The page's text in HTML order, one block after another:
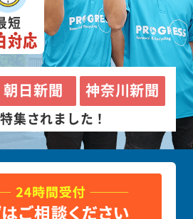
短
対応
朝日新聞 神奈川新聞
集されました！